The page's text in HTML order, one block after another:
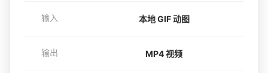
输入 本地 GIF 动图
输出 MP4 视频